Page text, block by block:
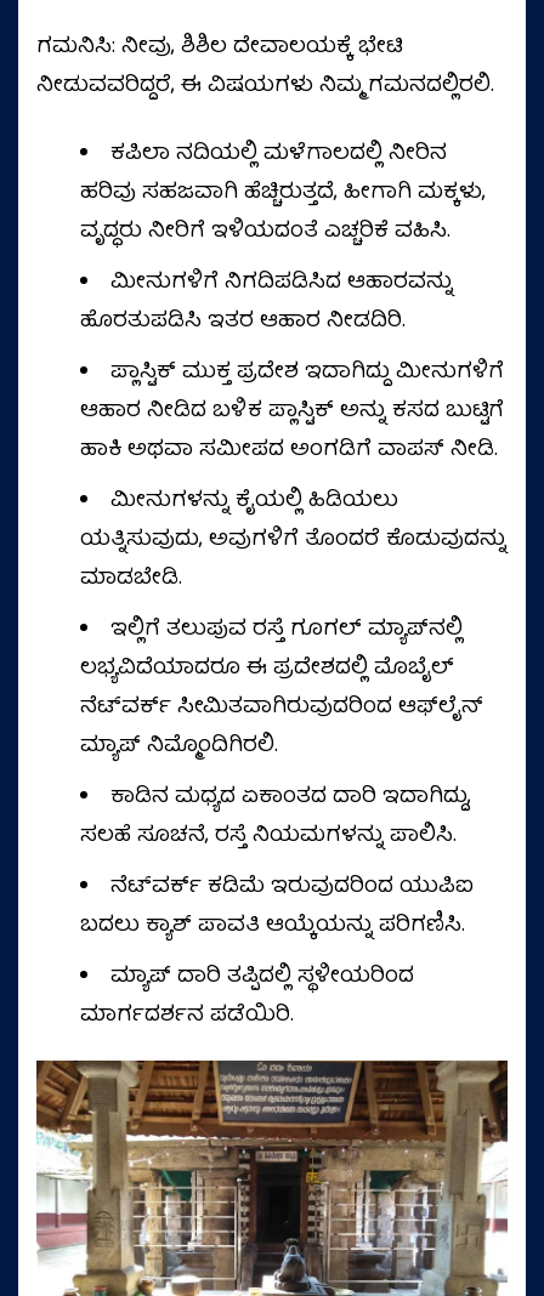
ಗಮನಿಸಿ: ನೀವು, ಶಿಶಿಲ ದೇವಾಲಯಕ್ಕೆ ಭೇಟಿ
ನೀಡುವವರಿದ್ದರೆ, ಈ ವಿಷಯಗಳು ನಿಮ್ಮ ಗಮನದಲ್ಲಿರಲಿ.
ಕಪಿಲಾ ನದಿಯಲ್ಲಿ ಮಳೆಗಾಲದಲ್ಲಿ ನೀರಿನ
ಹರಿವು ಸಹಜವಾಗಿ ಹೆಚ್ಚಿರುತ್ತದೆ, ಹೀಗಾಗಿ ಮಕ್ಕಳು,
ವೃದ್ಧರು ನೀರಿಗೆ ಇಳಿಯದಂತೆ ಎಚ್ಚರಿಕೆ ವಹಿಸಿ.
ಮೀನುಗಳಿಗೆ ನಿಗದಿಪಡಿಸಿದ ಆಹಾರವನ್ನು
ಹೊರತುಪಡಿಸಿ ಇತರ ಆಹಾರ ನೀಡದಿರಿ.
ಪ್ಲಾಸ್ಟಿಕ್ ಮುಕ್ತ ಪ್ರದೇಶ ಇದಾಗಿದ್ದು ಮೀನುಗಳಿಗೆ
ಆಹಾರ ನೀಡಿದ ಬಳಿಕ ಪ್ಲಾಸ್ಟಿಕ್ ಅನ್ನು ಕಸದ ಬುಟ್ಟಿಗೆ
ಹಾಕಿ ಅಥವಾ ಸಮೀಪದ ಅಂಗಡಿಗೆ ವಾಪಸ್ ನೀಡಿ.
ಮೀನುಗಳನ್ನು ಕೈಯಲ್ಲಿ ಹಿಡಿಯಲು
ಯತ್ನಿಸುವುದು, ಅವುಗಳಿಗೆ ತೊಂದರೆ ಕೊಡುವುದನ್ನು
ಮಾಡಬೇಡಿ.
ಇಲ್ಲಿಗೆ ತಲುಪುವ ರಸ್ತೆ ಗೂಗಲ್ ಮ್ಯಾಪ್‌ನಲ್ಲಿ
ಲಭ್ಯವಿದೆಯಾದರೂ ಈ ಪ್ರದೇಶದಲ್ಲಿ ಮೊಬೈಲ್
ನೆಟ್‌ವರ್ಕ್ ಸೀಮಿತವಾಗಿರುವುದರಿಂದ ಆಫ್‌ಲೈನ್
ಮ್ಯಾಪ್ ನಿಮ್ಮೊಂದಿಗಿರಲಿ.
ಕಾಡಿನ ಮಧ್ಯದ ಏಕಾಂತದ ದಾರಿ ಇದಾಗಿದ್ದು,
ಸಲಹೆ ಸೂಚನೆ, ರಸ್ತೆ ನಿಯಮಗಳನ್ನು ಪಾಲಿಸಿ.
ನೆಟ್‌ವರ್ಕ್ ಕಡಿಮೆ ಇರುವುದರಿಂದ ಯುಪಿಐ
ಬದಲು ಕ್ಯಾಶ್ ಪಾವತಿ ಆಯ್ಕೆಯನ್ನು ಪರಿಗಣಿಸಿ.
ಮ್ಯಾಪ್ ದಾರಿ ತಪ್ಪಿದಲ್ಲಿ ಸ್ಥಳೀಯರಿಂದ
ಮಾರ್ಗದರ್ಶನ ಪಡೆಯಿರಿ.